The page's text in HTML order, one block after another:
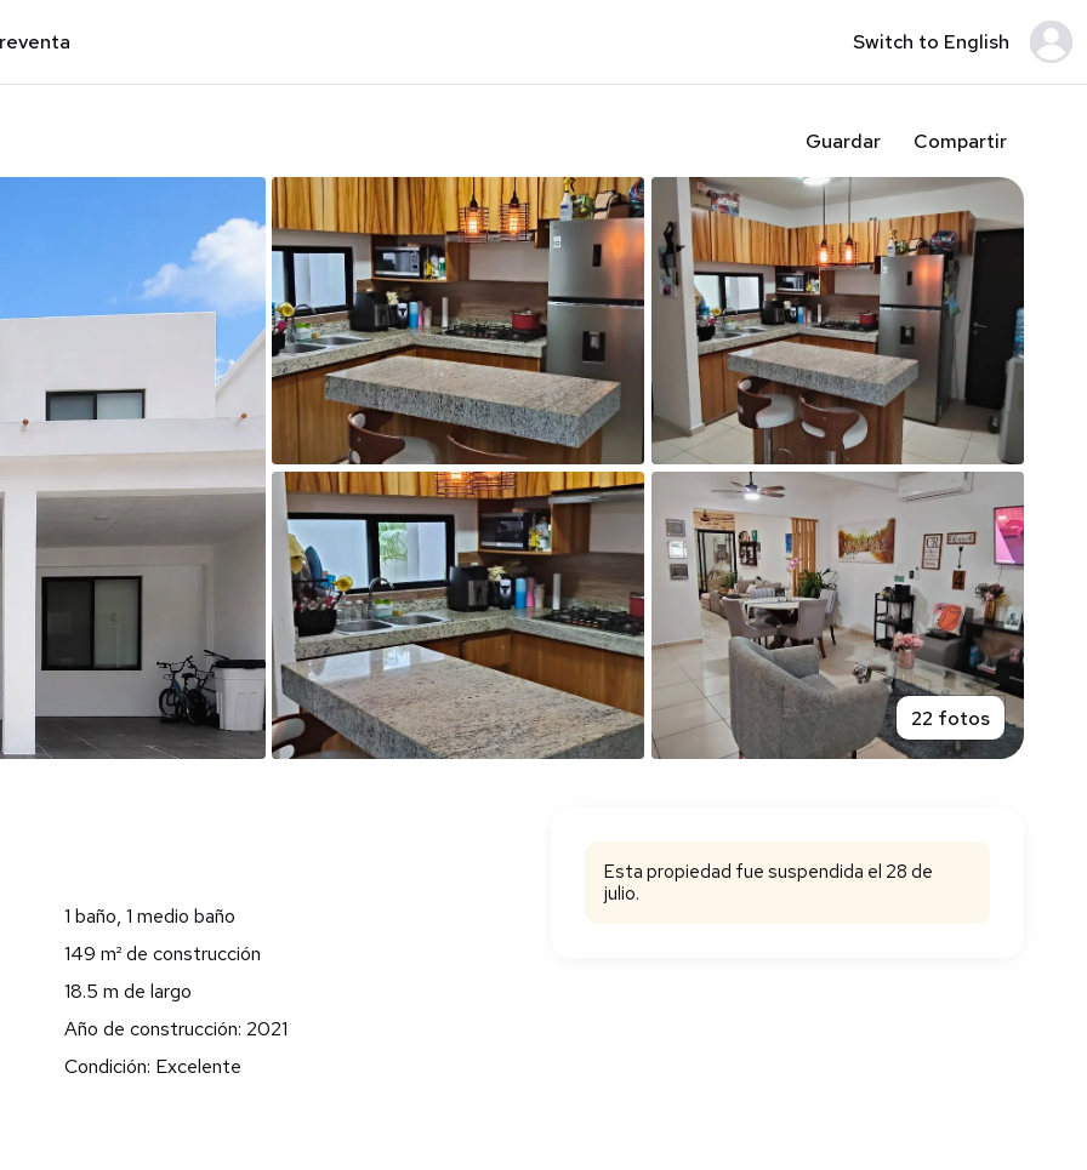
Switch to English
Guardar Compartir
22 fotos
1 baño, 1 medio baño
149 m² de construcción
18.5 m de largo
Año de construcción: 2021
Condición: Excelente
Esta propiedad fue suspendida el 28 de
julio.